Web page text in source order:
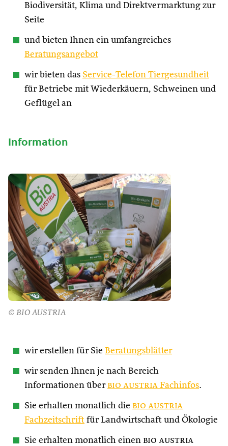
Biodiversität, Klima und Direktvermarktung zur
Seite
und bieten Ihnen ein umfangreiches
Beratungsangebot
wir bieten das Service-Telefon Tiergesundheit
für Betriebe mit Wiederkäuern, Schweinen und
Geflügel an
Information
© BIO AUSTRIA
wir erstellen für Sie Beratungsblätter
wir senden Ihnen je nach Bereich
Informationen über bio austria Fachinfos.
Sie erhalten monatlich die bio austria
Fachzeitschrift für Landwirtschaft und Ökologie
Sie erhalten monatlich einen bio austria